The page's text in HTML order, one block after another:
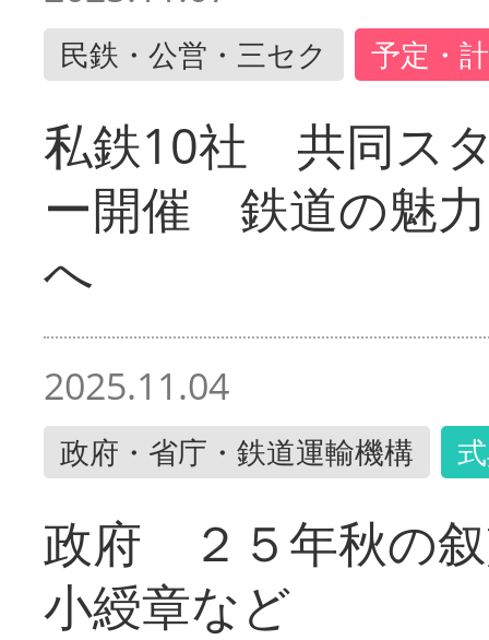
民鉄・公営・三セク 予定・
私鉄10社 共同ス
ー開催 鉄道の魅
へ
2025.11.04
政府・省庁・鉄道運輸機構
政府 ２５年秋の
小綬章など